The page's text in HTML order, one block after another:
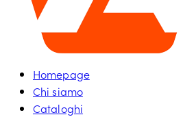
Homepage
Chi siamo
Cataloghi